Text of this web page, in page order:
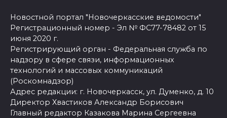
Новостной портал "Новочеркасские ведомости"
Регистрационный номер - Эл № ФС77-78482 от 15
июня 2020 г.
Регистрирующий орган - Федеральная служба по
надзору в сфере связи, информационных
технологий и массовых коммуникаций
(Роскомнадзор)
Адрес редакции: г. Новочеркасск, ул. Думенко, д. 10
Директор Хвастиков Александр Борисович
Главный редактор Казакова Марина Сергеевна